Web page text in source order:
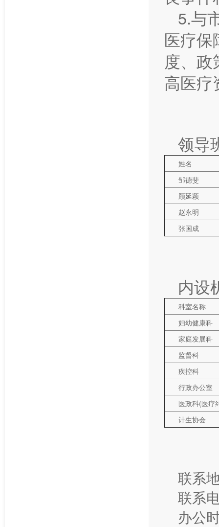
5.与
医疗保
度、
高医疗
领导
姓名
邹德斐
顾延颖
赵永明
张国成
内设
科室名称
妇幼健康科
家庭发展科
监督科
疾控科
行政办公室
医政科(医疗
计生协会
联系
联系
办公